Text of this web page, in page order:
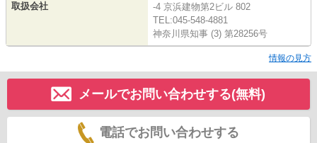
取扱会社
-4 京浜建物第2ビル 802
TEL:045-548-4881
神奈川県知事 (3) 第28256号
情報の見方
メールでお問い合わせする(無料)
電話でお問い合わせする